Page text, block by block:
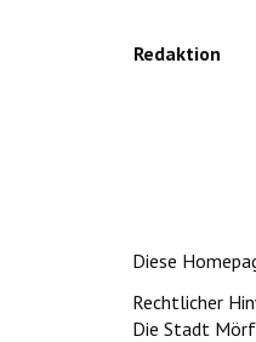
Redaktion
Diese
Rechtlicher
Die Stadt